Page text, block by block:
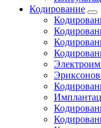
Кодирование